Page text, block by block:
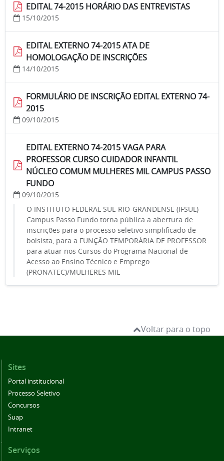
EDITAL 74-2015 HORÁRIO DAS ENTREVISTAS
15/10/2015
EDITAL EXTERNO 74-2015 ATA DE
HOMOLOGAÇÃO DE INSCRIÇÕES
14/10/2015
FORMULÁRIO DE INSCRIÇÃO EDITAL EXTERNO 74-
2015
09/10/2015
EDITAL EXTERNO 74-2015 VAGA PARA
PROFESSOR CURSO CUIDADOR INFANTIL
NÚCLEO COMUM MULHERES MIL CAMPUS PASSO
FUNDO
09/10/2015
O INSTITUTO FEDERAL SUL-RIO-GRANDENSE (IFSUL)
Campus Passo Fundo torna pública a abertura de
inscrições para o processo seletivo simplificado de
bolsista, para a FUNÇÃO TEMPORÁRIA DE PROFESSOR
para atuar nos Cursos do Programa Nacional de
Acesso ao Ensino Técnico e Emprego
(PRONATEC)/MULHERES MIL
Voltar para o topo
Sites
Portal institucional
Processo Seletivo
Concursos
Suap
Intranet
Serviços